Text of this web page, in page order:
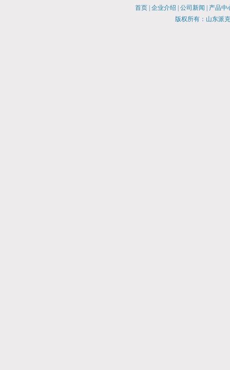
首页 |企业介绍 |公司新闻
产品中
版权所有：山东派